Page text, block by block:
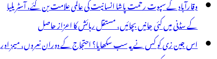
وقارآباد کے سپوت رحمت پاشا انسانیت کی عالمی علامت بن گئے، آسٹریلیا
کے سڈنی میں کئی جانیں بچائیں، مستقل رہائش کا اعزاز حاصل
اس جین زی کو کس نے یہ سب سکھایا؟ احتجاج کے دوران نعروں، میمز اور